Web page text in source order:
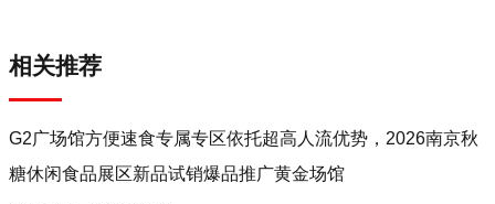
相关推荐
G2广场馆方便速食专属专区依托超高人流优势，2026南京秋
糖休闲食品展区新品试销爆品推广黄金场馆